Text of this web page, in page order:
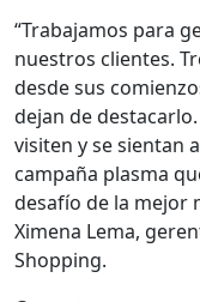
“Trabajamos para
nuestros clientes.
desde sus
dejan de
visiten y se sientan
campaña plasma
desafío de la mejor
Ximena Lema,
Shopping.